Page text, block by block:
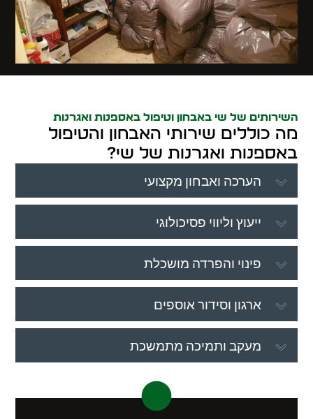
השירותים של שי באבחון וטיפול באספנות ואגרנות
מה כוללים שירותי האבחון והטיפול
באספנות ואגרנות של שי?
הערכה ואבחון מקצועי
ייעוץ וליווי פסיכולוגי
פינוי והפרדה מושכלת
ארגון וסידור אוספים
מעקב ותמיכה מתמשכת